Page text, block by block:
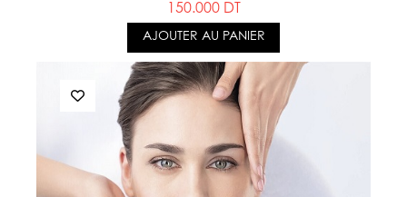
150.000 DT
AJOUTER AU PANIER